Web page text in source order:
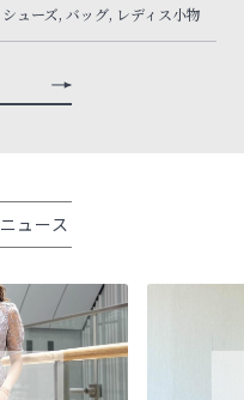
ューズ, バッグ, レディス小物
ュース